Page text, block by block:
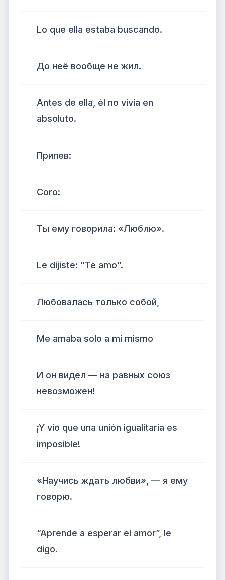
Lo que ella estaba buscando.
До неё вообще не жил.
Antes de ella, él no vivía en
absoluto.
Припев:
Coro:
Ты ему говорила: «Люблю».
Le dijiste: "Te amo".
Любовалась только собой,
Me amaba solo a mi mismo
И он видел — на равных союз
невозможен!
¡Y vio que una unión igualitaria es
imposible!
«Научись ждать любви», — я ему
говорю.
“Aprende a esperar el amor”, le
digo.